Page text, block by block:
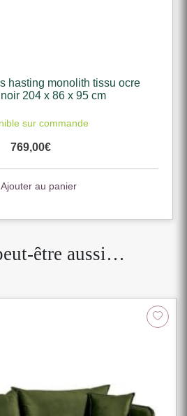
hasting monolith tissu ocre
204 x 86 x 95 cm
sur commande
769,00€
Ajouter au panier
être aussi…